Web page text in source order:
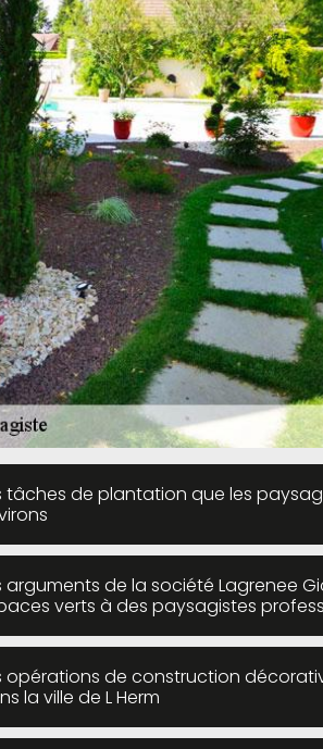
tâches de plantation que les
arguments de la société Lagrenee
verts à des paysagistes
opérations de construction
la ville de L Herm